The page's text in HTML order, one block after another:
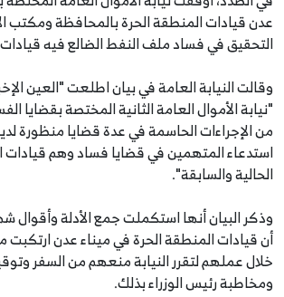
عدن قيادات المنطقة الحرة بالمحافظة ومكتب
التحقيق في فساد ملف النفط الضالع فيه قيادات
وقالت النيابة العامة في بيان اطلعت "العين
"نيابة الأموال العامة الثانية المختصة بقضايا
من الإجراءات الحاسمة في عدة قضايا منظورة
استدعاء المتهمين في قضايا فساد وهم قيادات
الحالية والسابقة".
وذكر البيان أنها استكملت جمع الأدلة وأقوال
أن قيادات المنطقة الحرة في ميناء عدن
خلال عملهم لتقرر النيابة منعهم من السفر
ومخاطبة رئيس الوزراء بذلك.